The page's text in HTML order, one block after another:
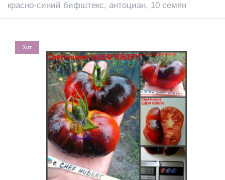
красно-синий бифштекс, антоциан, 10 семян
Хит